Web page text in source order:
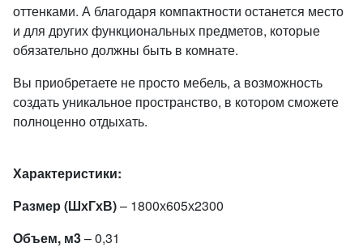
оттенками. А благодаря компактности останется место
и для других функциональных предметов, которые
обязательно должны быть в комнате.
Вы приобретаете не просто мебель, а возможность
создать уникальное пространство, в котором сможете
полноценно отдыхать.
Характеристики:
Размер (ШхГхВ)– 1800х605х2300
Объем, м3– 0,31